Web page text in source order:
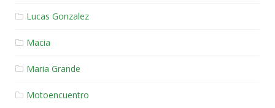
Lucas Gonzalez
Macia
Maria Grande
Motoencuentro